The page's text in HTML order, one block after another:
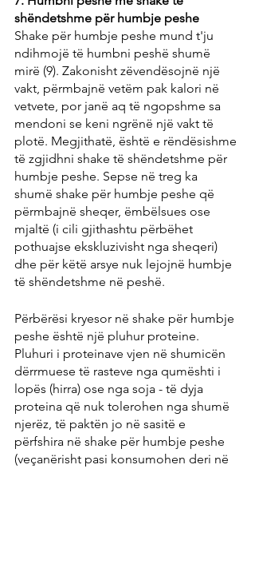
shëndetshme për humbje peshe
Shake për humbje peshe mund t'ju
ndihmojë të humbni peshë shumë
mirë (9). Zakonisht zëvendësojnë një
vakt, përmbajnë vetëm pak kalori në
vetvete, por janë aq të ngopshme sa
mendoni se keni ngrënë një vakt të
plotë. Megjithatë, është e rëndësishme
të zgjidhni shake të shëndetshme për
humbje peshe. Sepse në treg ka
shumë shake për humbje peshe që
përmbajnë sheqer, ëmbëlsues ose
mjaltë (i cili gjithashtu përbëhet
pothuajse ekskluzivisht nga sheqeri)
dhe për këtë arsye nuk lejojnë humbje
të shëndetshme në peshë.
Përbërësi kryesor në shake për humbje
peshe është një pluhur proteine.
Pluhuri i proteinave vjen në shumicën
dërrmuese të rasteve nga qumështi i
lopës (hirra) ose nga soja - të dyja
proteina që nuk tolerohen nga shumë
njerëz, të paktën jo në sasitë e
përfshira në shake për humbje peshe
(veçanërisht pasi konsumohen deri në